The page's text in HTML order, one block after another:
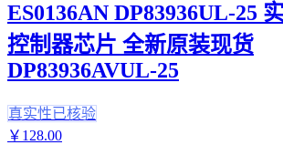
ES0136AN DP83936UL-25
控制器芯片 全新原装现货
DP83936AVUL-25
真实性已核验
￥ 128.00